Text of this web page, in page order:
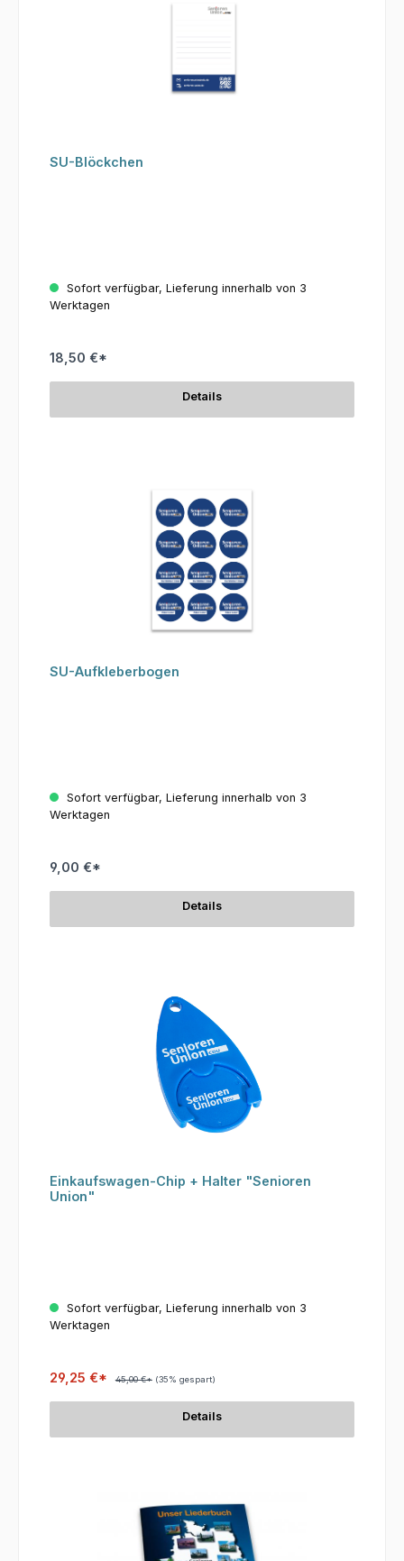
SU-Blöckchen
Sofort verfügbar, Lieferung innerhalb von 3
Werktagen
18,50 €*
Details
SU-Aufkleberbogen
Sofort verfügbar, Lieferung innerhalb von 3
Werktagen
9,00 €*
Details
Einkaufswagen-Chip + Halter "Senioren
Union"
Sofort verfügbar, Lieferung innerhalb von 3
Werktagen
29,25 €* 45,00 €* (35% gespart)
Details